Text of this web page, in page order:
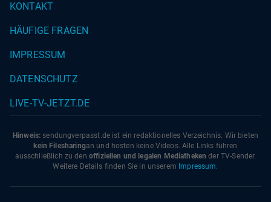
KONTAKT
HÄUFIGE FRAGEN
IMPRESSUM
DATENSCHUTZ
LIVE-TV-JETZT.DE
Hinweis: sendungverpasst.de ist ein redaktionelles Verzeichnis. Wir bieten
kein Filesharingan und hosten keine Videos. Alle Links führen
ausschließlich zu den offiziellen und legalen Mediatheken der TV-Sender.
Weitere Details finden Sie in unserem Impressum.